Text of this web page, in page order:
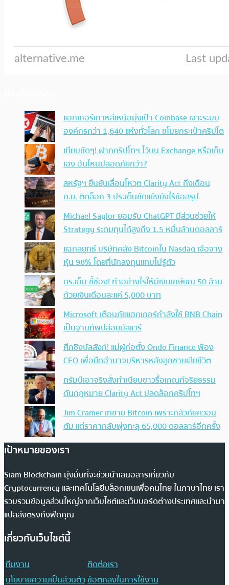
แฮกเกอร์เกาหลีเหนือมุ่งเป้า Coinbase เจาะระบบ
องค์กรกว่า 1,640 แห่งทั่วโลก ขโมยกระเป๋าคริปโต
เทียบชัดๆ! ฝากคริปโทฯ ไว้บน Exchange หรือเก็บ
เอง อันไหนปลอดภัยกว่า?
สหรัฐฯ ยืนยันเลื่อนโหวต Clarity Act ถึงเดือน
ก.ย. ติดล็อก 3 ประเด็นขัดแย้งยังไร้ข้อสรุป
Michael Saylor ยอมรับ ChatGPT มีส่วนช่วยให้
Strategy ระดมทุนได้สูงถึง 1.5 หมื่นล้านดอลลาร์
แฉกลยุทธ์ บริษัทคลัง Bitcoinใน Nasdaq เจือจาง
หุ้น 98% โดยที่นักลงทุนแทบไม่รู้ตัว
ดร.เอ็ม ชี้ช่อง! ทำอย่างไรให้มีเงินเกษียณ 50 ล้าน
ด้วยเงินเดือนละแค่ 5,000 บาท
Microsoft เตือนภัยแฮกเกอร์กำลังใช้ BNB Chain
เป็นฐานทัพปล่อยมัลแวร์
ศึกชิงบัลลังก์! แม่ผู้ก่อตั้ง Ondo Finance ฟ้อง
CEO เพื่อยึดอำนาจบริหารหลังลูกชายเสียชีวิต
ทรัมป์เอาจริง สั่งทำเนียบขาวรื้อเกณฑ์จริยธรรม
ดันกฎหมาย Clarity Act ปลดล็อกคริปโทฯ
Jim Cramer เทขาย Bitcoin เพราะกลัวภัยควอน
ตัม แต่ราคากลับพุ่งทะลุ 65,000 ดอลลาร์อีกครั้ง
เป้าหมายของเรา
Siam Blockchain มุ่งมั่นที่จะช่วยนำเสนอสารเกี่ยวกับ
Cryptocurrency และเทคโนโลยีบล็อกเชนเพื่อคนไทย ในภาษาไทย เรา
รวบรวมข้อมูลส่วนใหญ่จากเว็บไซต์และเว็บบอร์ดต่างประเทศและนำมา
แปลส่งตรงถึงฟีดคุณ
เกี่ยวกับเว็บไซต์นี้
ทีมงาน
ติดต่อเรา
นโยบายความเป็นส่วนตัวข้อตกลงในการใช้งาน